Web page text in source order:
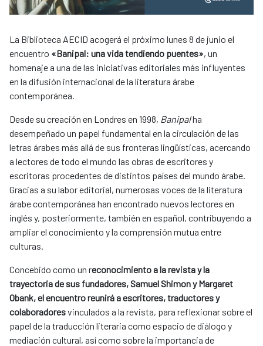
La Biblioteca AECID acogerá el próximo lunes 8 de junio el
encuentro «Banipal: una vida tendiendo puentes», un
homenaje a una de las iniciativas editoriales más influyentes
en la difusión internacional de la literatura árabe
contemporánea.
Desde su creación en Londres en 1998, Banipalha
desempeñado un papel fundamental en la circulación de las
letras árabes más allá de sus fronteras lingüísticas, acercando
a lectores de todo el mundo las obras de escritores y
escritoras procedentes de distintos países del mundo árabe.
Gracias a su labor editorial, numerosas voces de la literatura
árabe contemporánea han encontrado nuevos lectores en
inglés y, posteriormente, también en español, contribuyendo a
ampliar el conocimiento y la comprensión mutua entre
culturas.
Concebido como un reconocimiento a la revista y la
trayectoria de sus fundadores, Samuel Shimon y Margaret
Obank, el encuentro reunirá a escritores, traductores y
colaboradoresvinculados a la revista, para reflexionar sobre el
papel de la traducción literaria como espacio de diálogo y
mediación cultural, así como sobre la importancia de